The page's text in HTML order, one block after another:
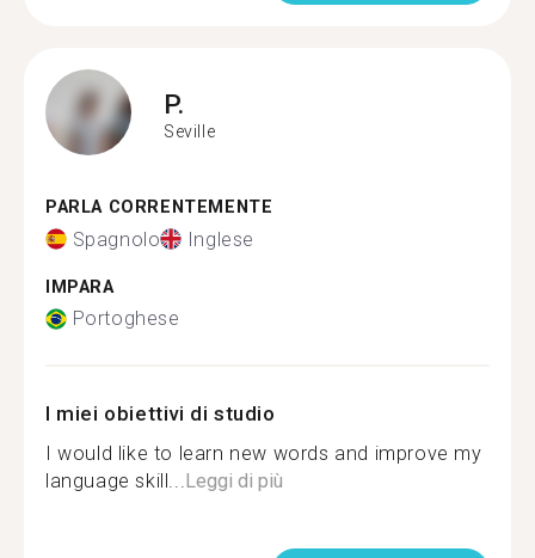
P.
Seville
PARLA CORRENTEMENTE
Spagnolo Inglese
IMPARA
Portoghese
I miei obiettivi di studio
I would like to learn new words and improve my
language skill...Leggi di più